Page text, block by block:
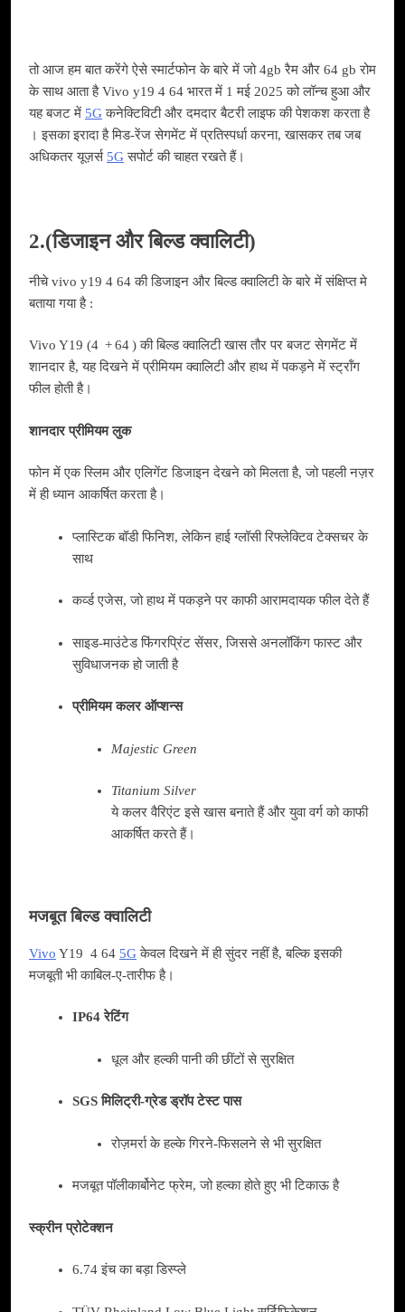
तो आज हम बात करेंगे ऐसे स्मार्टफोन के बारे में जो 4gb रैम और 64 gb रोम
के साथ आता है Vivo y19 4 64 भारत में 1 मई 2025 को लॉन्च हुआ और
यह बजट में 5Gकनेक्टिविटी और दमदार बैटरी लाइफ की पेशकश करता है
। इसका इरादा है मिड‑रेंज सेगमेंट में प्रतिस्पर्धा करना, खासकर तब जब
अधिकतर यूज़र्स 5Gसपोर्ट की चाहत रखते हैं।
2.(डिजाइन और बिल्ड क्वालिटी)
नीचे vivo y19 4 64 की डिजाइन और बिल्ड क्वालिटी के बारे में संक्षिप्त मे
बताया गया है :
Vivo Y19 (4 + 64 ) की बिल्ड क्वालिटी खास तौर पर बजट सेगमेंट में
शानदार है, यह दिखने में प्रीमियम क्वालिटी और हाथ में पकड़ने में स्ट्रॉंग
फील होती है।
शानदार प्रीमियम लुक
फोन में एक स्लिम और एलिगेंट डिजाइन देखने को मिलता है, जो पहली नज़र
में ही ध्यान आकर्षित करता है।
प्लास्टिक बॉडी फिनिश, लेकिन हाई ग्लॉसी रिफ्लेक्टिव टेक्सचर के
साथ
कर्व्ड एजेस, जो हाथ में पकड़ने पर काफी आरामदायक फील देते हैं
साइड-माउंटेड फिंगरप्रिंट सेंसर, जिससे अनलॉकिंग फास्ट और
सुविधाजनक हो जाती है
प्रीमियम कलर ऑप्शन्स
Majestic Green
Titanium Silver
ये कलर वैरिएंट इसे खास बनाते हैं और युवा वर्ग को काफी
आकर्षित करते हैं।
मजबूत बिल्ड क्वालिटी
Vivo Y19 4 64 5Gकेवल दिखने में ही सुंदर नहीं है, बल्कि इसकी
मजबूती भी काबिल-ए-तारीफ है।
IP64 रेटिंग
धूल और हल्की पानी की छींटों से सुरक्षित
SGS मिलिट्री-ग्रेड ड्रॉप टेस्ट पास
रोज़मर्रा के हल्के गिरने-फिसलने से भी सुरक्षित
मजबूत पॉलीकार्बोनेट फ्रेम, जो हल्का होते हुए भी टिकाऊ है
स्क्रीन प्रोटेक्शन
6.74 इंच का बड़ा डिस्प्ले